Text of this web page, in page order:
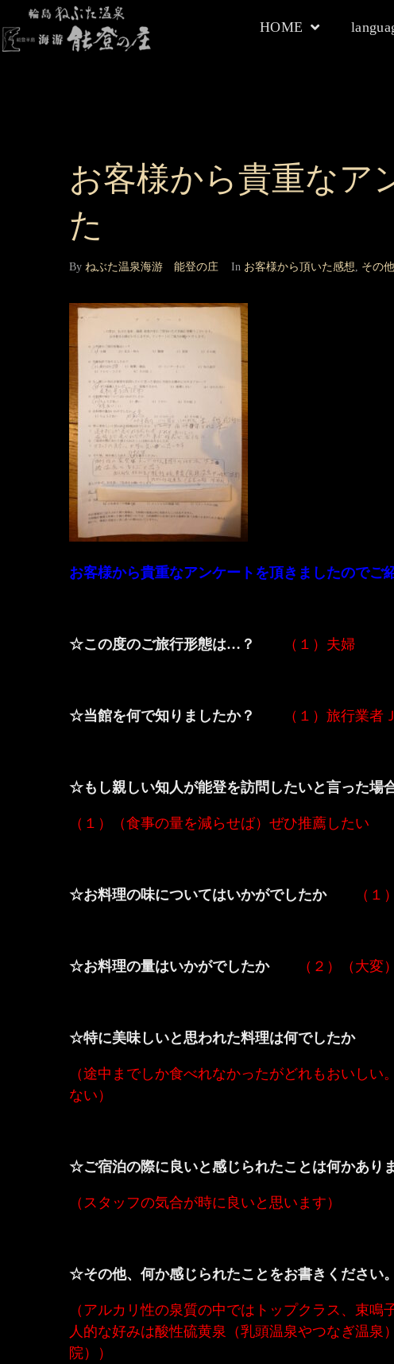
HOME
お客様から貴重なア
た
By ねぶた温泉海游 能登の庄 In お客様から頂いた感想, その他
お客様から貴重なアンケートを頂きましたのでご
☆この度のご旅行形態は…？ （１）夫婦
☆当館を何で知りましたか？ （１）旅行業者
☆もし親しい知人が能登を訪問したいと言った場
（１）（食事の量を減らせば）ぜひ推薦したい
☆お料理の味についてはいかがでしたか （
☆お料理の量はいかがでしたか （２）（大変
☆特に美味しいと思われた料理は何でしたか
（途中までしか食べれなかったがどれもおいし
ない）
☆ご宿泊の際に良いと感じられたことは何かあり
（スタッフの気合が時に良いと思います）
☆その他、何か感じられたことをお書きください。
（アルカリ性の泉質の中ではトップクラス、束
人的な好みは酸性硫黄泉（乳頭温泉やつなぎ温
院））